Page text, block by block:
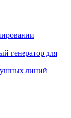
генератор для
линий